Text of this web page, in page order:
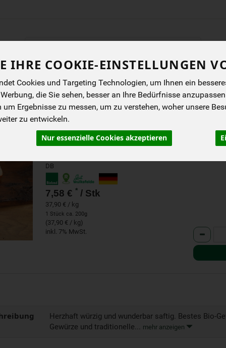
IHRE COOKIE-EINSTELLUNGEN
Cookies und Targeting Technologien, um Ihnen ein
die Sie sehen, besser an Ihre Bedürfnisse
Ergebnisse zu messen, um zu verstehen, woher unsere
zu entwickeln.
Nur essenzielle Cookies akzeptieren
Produkt
FLEISCHKÄSE,
WULKSFELDE
DB
7,58 € * / Stk
37,90 € / kg
1 Stück ca. 200g
(37,90 € / kg)
inkl. 7% MwSt.
Anzahl
Herzhaft würzig und wunderbar saftig. Bestes Bio-
Gewürze und traditionelle... mehr anzeigen